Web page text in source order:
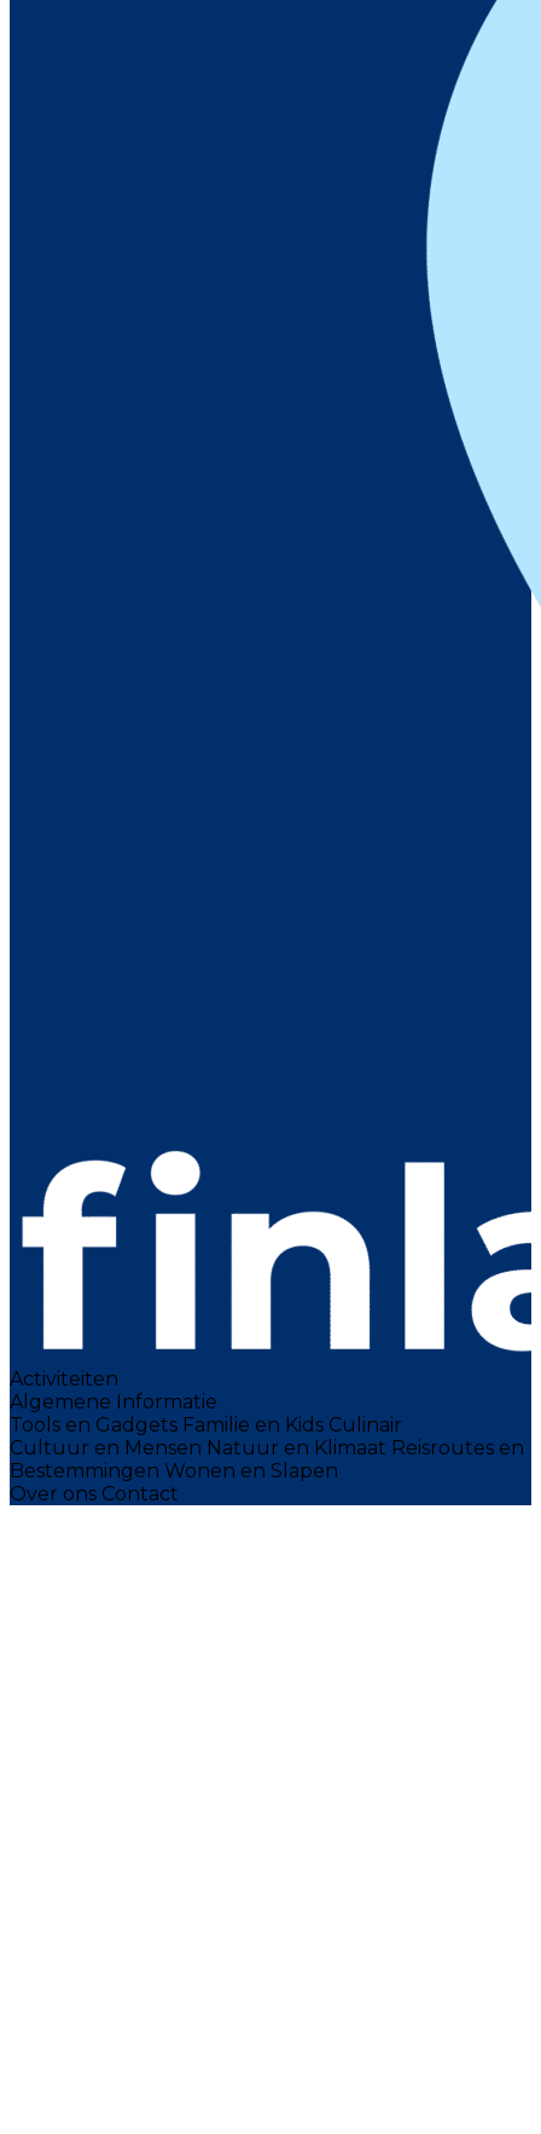
Activiteiten
Algemene Informatie
Tools en Gadgets Familie en Kids Culinair
Cultuur en Mensen Natuur en Klimaat Reisroutes en
Bestemmingen Wonen en Slapen
Over ons Contact